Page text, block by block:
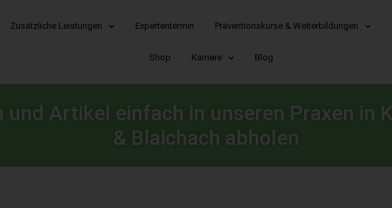
Zusätzliche Leistungen Expertentermin Präventionskurse & Weiterbildungen
Shop Karriere Blog
Artikel einfach in unseren Praxen in
& Blaichach abholen